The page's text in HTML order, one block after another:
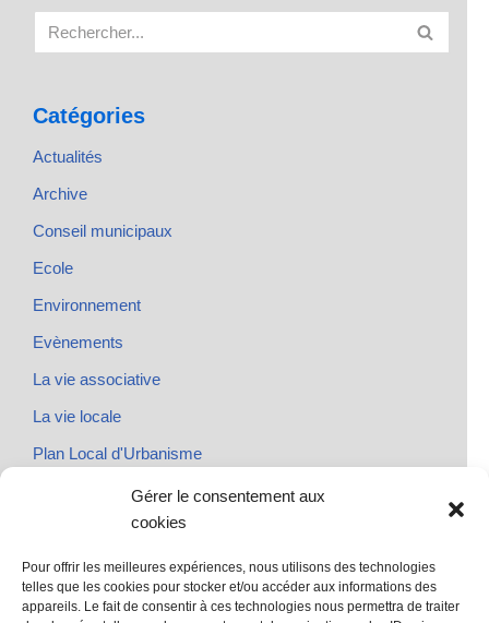
Gérer le consentement aux
cookies
Pour offrir les meilleures expériences, nous utilisons des technologies
telles que les cookies pour stocker et/ou accéder aux informations des
appareils. Le fait de consentir à ces technologies nous permettra de traiter
Catégories
Actualités
Archive
Conseil municipaux
Ecole
Environnement
Evènements
La vie associative
La vie locale
Plan Local d'Urbanisme